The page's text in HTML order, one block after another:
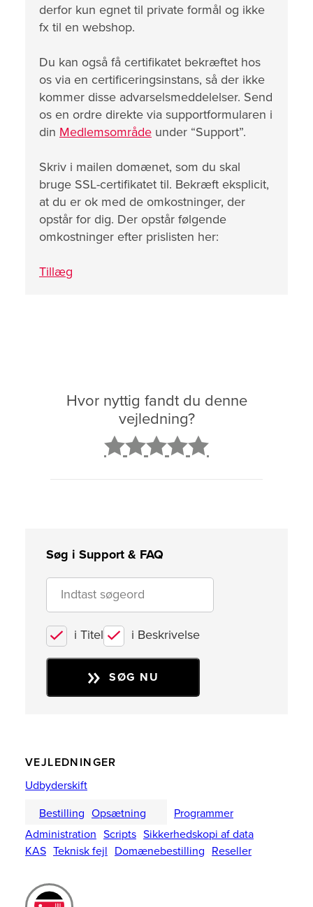
derfor kun egnet til private formål og ikke
fx til en webshop.
Du kan også få certifikatet bekræftet hos
os via en certificeringsinstans, så der ikke
kommer disse advarselsmeddelelser. Send
os en ordre direkte via supportformularen i
din Medlemsområde under “Support”.
Skriv i mailen domænet, som du skal
bruge SSL-certifikatet til. Bekræft eksplicit,
at du er ok med de omkostninger, der
opstår for dig. Der opstår følgende
omkostninger efter prislisten her:
Tillæg
Hvor nyttig fandt du denne
vejledning?
Søg i Support & FAQ
i Titel i Beskrivelse
SØG NU
VEJLEDNINGER
Udbyderskift
Bestilling Opsætning
Programmer
Administration Scripts Sikkerhedskopi af data
KAS Teknisk fejl Domænebestilling Reseller